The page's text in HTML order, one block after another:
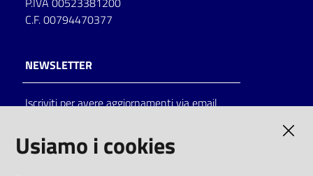
Catalogo
on line
C.F. 00794470377
NEWSLETTER
Iscriviti per avere aggiornamenti via email
Usiamo i cookies